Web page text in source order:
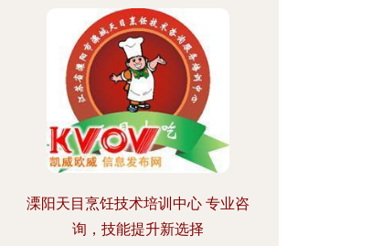
溧阳天目烹饪技术培训中心 专业咨
询，技能提升新选择